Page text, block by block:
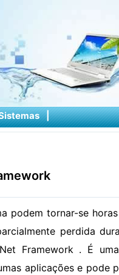
|
podem tornar-se
perdida
Framework . É
aplicações e pode